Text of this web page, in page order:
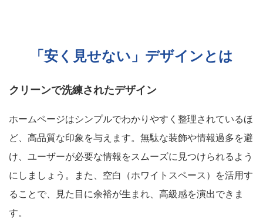
「安く見せない」デザインとは
クリーンで洗練されたデザイン
ホームページはシンプルでわかりやすく整理されているほ
ど、高品質な印象を与えます。無駄な装飾や情報過多を避
け、ユーザーが必要な情報をスムーズに見つけられるよう
にしましょう。また、空白（ホワイトスペース）を活用す
ることで、見た目に余裕が生まれ、高級感を演出できま
す。